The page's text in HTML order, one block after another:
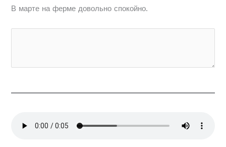
В марте на ферме довольно спокойно.